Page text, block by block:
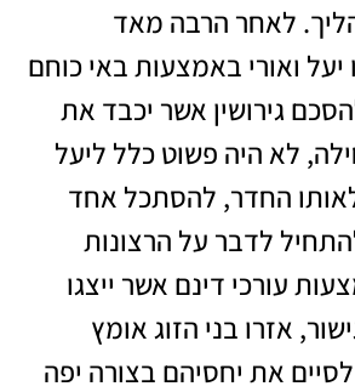
לאחר הרבה מאד
יעל ואורי באמצעות באי כוחם
גירושין אשר יכבד את
לא היה פשוט כלל ליעל
לאותו החדר, להסתכל אחד
לדבר על הרצונות
עורכי דינם אשר ייצגו
אזרו בני הזוג אומץ
לסיים את יחסיהם בצורה יפה